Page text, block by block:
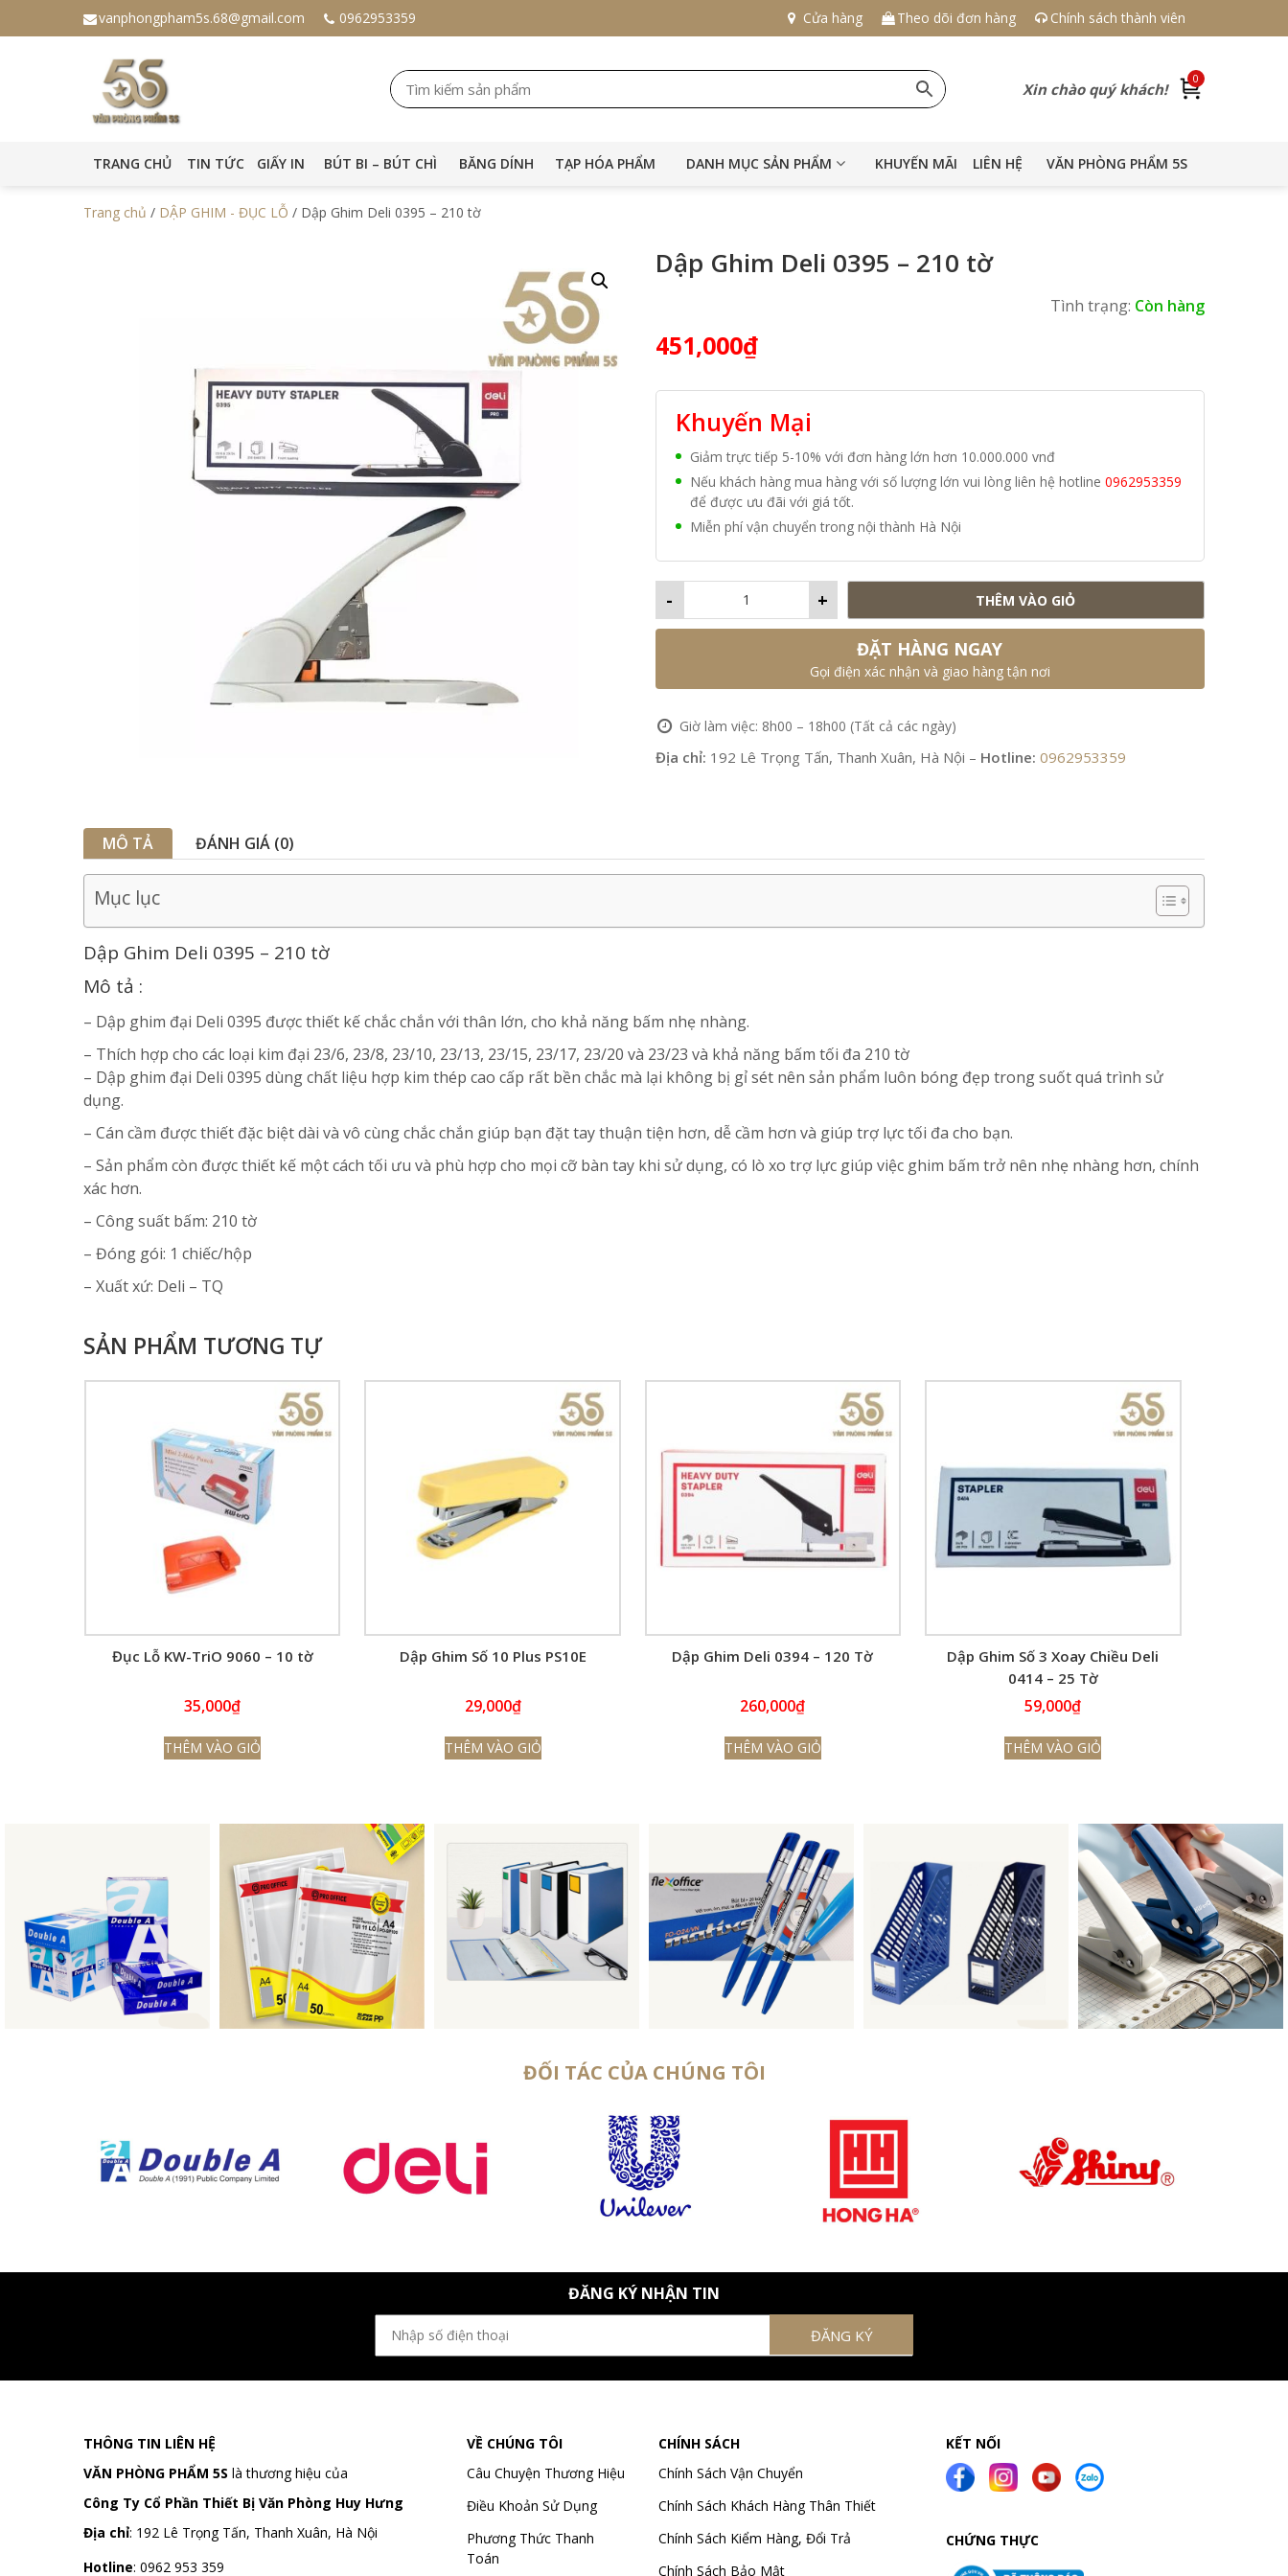
vanphongpham5s.68@gmail.com 0962953359 Cửa hàng Theo dõi đơn hàng Chính sách thành viên
Xin chào quý khách!
0
TRANG CHỦ TIN TỨC GIẤY IN BÚT BI – BÚT CHÌ BĂNG DÍNH TẠP HÓA PHẨM DANH MỤC SẢN PHẨM KHUYẾN MÃI LIÊN HỆ VĂN PHÒNG PHẨM 5S
Trang chủ / DẬP GHIM - ĐỤC LỖ / Dập Ghim Deli 0395 – 210 tờ
Dập Ghim Deli 0395 – 210 tờ
Tình trạng: Còn hàng
451,000₫
Khuyến Mại
Giảm trực tiếp 5-10% với đơn hàng lớn hơn 10.000.000 vnđ
Nếu khách hàng mua hàng với số lượng lớn vui lòng liên hệ hotline 0962953359
để được ưu đãi với giá tốt.
Miễn phí vận chuyển trong nội thành Hà Nội
+
- THÊM VÀO GIỎ
ĐẶT HÀNG NGAY
Gọi điện xác nhận và giao hàng tận nơi
Giờ làm việc: 8h00 – 18h00 (Tất cả các ngày)
Địa chỉ: 192 Lê Trọng Tấn, Thanh Xuân, Hà Nội – Hotline: 0962953359
MÔ TẢ ĐÁNH GIÁ (0)
Mục lục
Dập Ghim Deli 0395 – 210 tờ
Mô tả :
– Dập ghim đại Deli 0395 được thiết kế chắc chắn với thân lớn, cho khả năng bấm nhẹ nhàng.
– Thích hợp cho các loại kim đại 23/6, 23/8, 23/10, 23/13, 23/15, 23/17, 23/20 và 23/23 và khả năng bấm tối đa 210 tờ
– Dập ghim đại Deli 0395 dùng chất liệu hợp kim thép cao cấp rất bền chắc mà lại không bị gỉ sét nên sản phẩm luôn bóng đẹp trong suốt quá trình sử
dụng.
– Cán cầm được thiết đặc biệt dài và vô cùng chắc chắn giúp bạn đặt tay thuận tiện hơn, dễ cầm hơn và giúp trợ lực tối đa cho bạn.
– Sản phẩm còn được thiết kế một cách tối ưu và phù hợp cho mọi cỡ bàn tay khi sử dụng, có lò xo trợ lực giúp việc ghim bấm trở nên nhẹ nhàng hơn, chính
xác hơn.
– Công suất bấm: 210 tờ
– Đóng gói: 1 chiếc/hộp
– Xuất xứ: Deli – TQ
SẢN PHẨM TƯƠNG TỰ
Đục Lỗ KW-TriO 9060 – 10 tờ
35,000₫
THÊM VÀO GIỎ
Dập Ghim Số 10 Plus PS10E
29,000₫
THÊM VÀO GIỎ
Dập Ghim Deli 0394 – 120 Tờ
260,000₫
THÊM VÀO GIỎ
Dập Ghim Số 3 Xoay Chiều Deli
0414 – 25 Tờ
59,000₫
THÊM VÀO GIỎ
ĐỐI TÁC CỦA CHÚNG TÔI
ĐĂNG KÝ NHẬN TIN
THÔNG TIN LIÊN HỆ
VĂN PHÒNG PHẨM 5S là thương hiệu của
Công Ty Cổ Phần Thiết Bị Văn Phòng Huy Hưng
Địa chỉ: 192 Lê Trọng Tấn, Thanh Xuân, Hà Nội
Hotline: 0962 953 359
VỀ CHÚNG TÔI
Câu Chuyện Thương Hiệu
Điều Khoản Sử Dụng
Phương Thức Thanh
Toán
CHÍNH SÁCH
Chính Sách Vận Chuyển
Chính Sách Khách Hàng Thân Thiết
Chính Sách Kiểm Hàng, Đổi Trả
Chính Sách Bảo Mật
KẾT NỐI
CHỨNG THỰC